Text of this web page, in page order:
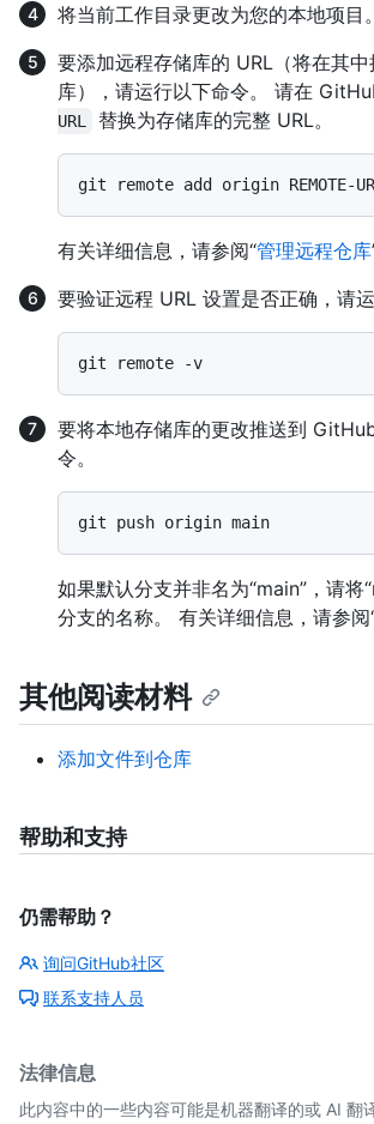
将当前工作目录更改为您的本地项目。
要添加远程存储库的 URL（将在其
库），请运行以下命令。 请在
URL
替换为存储库的完整 URL。
有关详细信息，请参阅“管理远程仓库
要验证远程 URL 设置是否正确，请运
要将本地存储库的更改推送到
令。
如果默认分支并非名为“main”，请将
分支的名称。 有关详细信息，请参阅
其他阅读材料
添加文件到仓库
帮助和支持
仍需帮助？
询问GitHub社区
联系支持人员
法律信息
此内容中的一些内容可能是机器翻译的或 AI 翻